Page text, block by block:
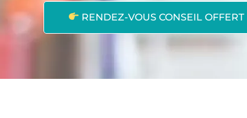
RENDEZ-VOUS CONSEIL OFFERT